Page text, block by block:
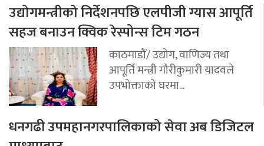
उद्योगमन्त्रीको निर्देशनपछि एलपीजी ग्यास आपूर्ति
सहज बनाउन क्विक रेस्पोन्स टिम गठन
काठमाडौं/ उद्योग, वाणिज्य तथा
आपूर्ति मन्त्री गौरीकुमारी यादवले
उपभोक्ताको घरमा...
धनगढी उपमहानगरपालिकाको सेवा अब डिजिटल